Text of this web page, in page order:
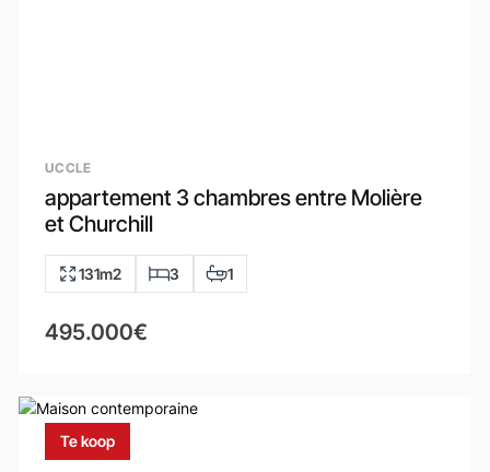
UCCLE
appartement 3 chambres entre Molière
et Churchill
131m2 3 1
495.000€
Te koop